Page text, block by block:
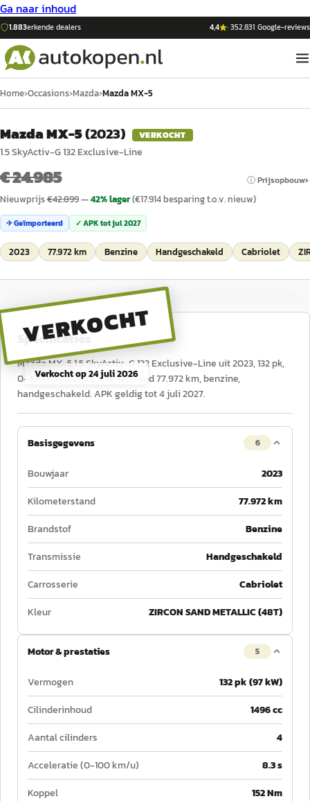
Ga naar inhoud
1.883erkende dealers 4,4 ·352.831 Google-reviews
Home›Occasions›Mazda›Mazda MX-5
Mazda MX-5(2023) VERKOCHT
1.5 SkyActiv-G 132 Exclusive-Line
€ 24.985 ⓘ Prijsopbouw
Nieuwprijs€42.899—42% lager(€17.914besparing t.o.v. nieuw)
✈ Geïmporteerd ✓ APK totjul 2027
2023 77.972 km Benzine Handgeschakeld Cabriolet
VERKOCHT
Verkocht op24 juli 2026
Specificaties
Mazda MX-5 1.5 SkyActiv-G 132 Exclusive-Line uit 2023, 132 pk,
0–100 km/u in 8,3 s, tellerstand 77.972 km, benzine,
handgeschakeld. APK geldig tot 4 juli 2027.
Basisgegevens 6
Bouwjaar
2023
Kilometerstand
77.972 km
Brandstof
Benzine
Transmissie
Handgeschakeld
Carrosserie
Cabriolet
Kleur
ZIRCON SAND METALLIC (48T)
Motor & prestaties 5
Vermogen
132 pk (97 kW)
Cilinderinhoud
1496 cc
Aantal cilinders
4
Acceleratie (0-100 km/u)
8.3 s
Koppel
152 Nm